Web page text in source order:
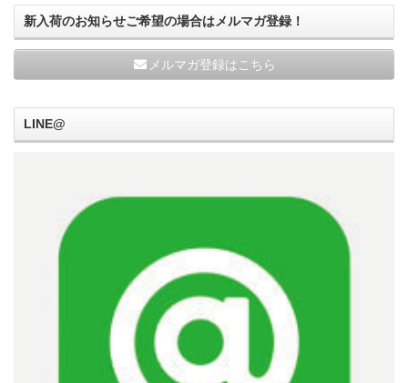
新入荷のお知らせご希望の場合はメルマガ登録！
メルマガ登録はこちら
LINE@